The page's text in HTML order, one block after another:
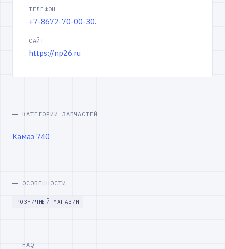
ТЕЛЕФОН
+7-8672-70-00-30.
САЙТ
https://np26.ru
КАТЕГОРИИ ЗАПЧАСТЕЙ
Камаз 740
ОСОБЕННОСТИ
РОЗНИЧНЫЙ МАГАЗИН
FAQ